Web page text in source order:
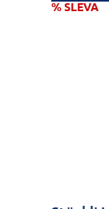
% SLEVA